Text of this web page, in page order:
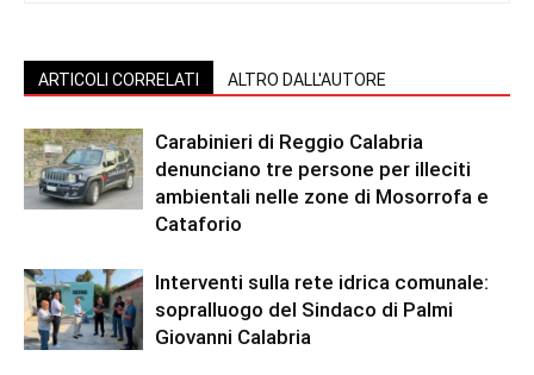
ARTICOLI CORRELATI ALTRO DALL'AUTORE
Carabinieri di Reggio Calabria
denunciano tre persone per illeciti
ambientali nelle zone di Mosorrofa e
Cataforio
Interventi sulla rete idrica comunale:
sopralluogo del Sindaco di Palmi
Giovanni Calabria